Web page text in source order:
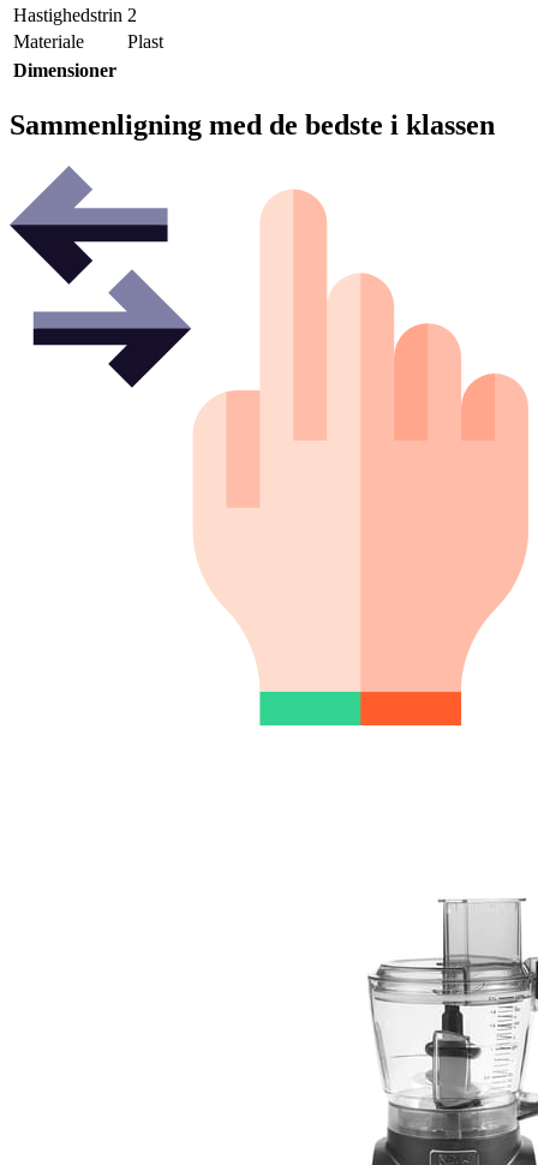
Hastighedstrin 2
Materiale
Plast
Dimensioner
Sammenligning med de bedste i klassen